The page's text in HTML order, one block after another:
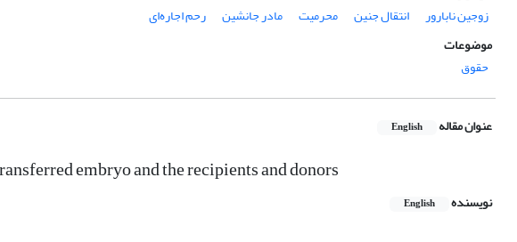
زوجین نابارور
انتقال جنین محرمیت مادر جانشین
رحم اجاره‌ای
موضوعات
حقوق
عنوان مقاله English
embryo and the recipients and donors
نویسنده English